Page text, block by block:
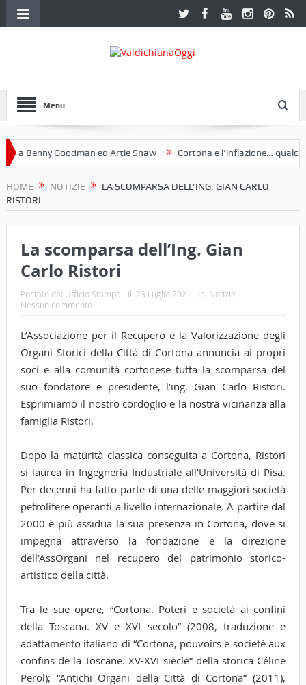
Menu
Benny Goodman ed Artie Shaw Cortona e l’inflazione… qualche
HOME NOTIZIE
LA SCOMPARSA DELL’ING. GIAN CARLO
RISTORI
La scomparsa dell’Ing. Gian
Carlo Ristori
Postato da: Ufficio Stampa il: 23 Luglio 2021 In: Notizie
Nessun commento
L’Associazione per il Recupero e la Valorizzazione degli
Organi Storici della Città di Cortona annuncia ai propri
soci e alla comunità cortonese tutta la scomparsa del
suo fondatore e presidente, l’ing. Gian Carlo Ristori.
Esprimiamo il nostro cordoglio e la nostra vicinanza alla
famiglia Ristori.
Dopo la maturità classica conseguita a Cortona, Ristori
si laurea in Ingegneria Industriale all’Università di Pisa.
Per decenni ha fatto parte di una delle maggiori società
petrolifere operanti a livello internazionale. A partire dal
2000 è più assidua la sua presenza in Cortona, dove si
impegna attraverso la fondazione e la direzione
dell’AssOrgani nel recupero del patrimonio storico-
artistico della città.
Tra le sue opere, “Cortona. Poteri e società ai confini
della Toscana. XV e XVI secolo” (2008, traduzione e
adattamento italiano di “Cortona, pouvoirs e societé aux
confins de la Toscane. XV-XVI siècle” della storica Céline
Perol); “Antichi Organi della Città di Cortona” (2011),